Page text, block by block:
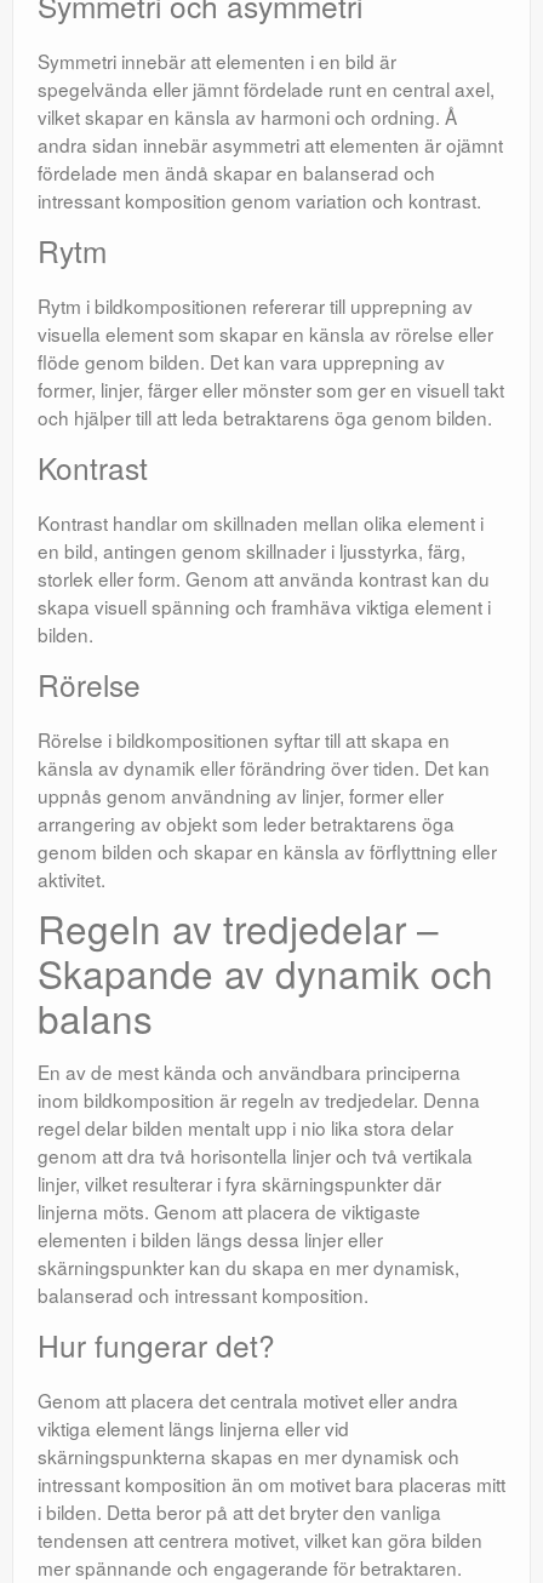
Symmetri innebär att elementen i en bild är
spegelvända eller jämnt fördelade runt en central axel,
vilket skapar en känsla av harmoni och ordning. Å
andra sidan innebär asymmetri att elementen är ojämnt
fördelade men ändå skapar en balanserad och
intressant komposition genom variation och kontrast.
Rytm
Rytm i bildkompositionen refererar till upprepning av
visuella element som skapar en känsla av rörelse eller
flöde genom bilden. Det kan vara upprepning av
former, linjer, färger eller mönster som ger en visuell takt
och hjälper till att leda betraktarens öga genom bilden.
Kontrast
Kontrast handlar om skillnaden mellan olika element i
en bild, antingen genom skillnader i ljusstyrka, färg,
storlek eller form. Genom att använda kontrast kan du
skapa visuell spänning och framhäva viktiga element i
bilden.
Rörelse
Rörelse i bildkompositionen syftar till att skapa en
känsla av dynamik eller förändring över tiden. Det kan
uppnås genom användning av linjer, former eller
arrangering av objekt som leder betraktarens öga
genom bilden och skapar en känsla av förflyttning eller
aktivitet.
Regeln av tredjedelar –
Skapande av dynamik och
balans
En av de mest kända och användbara principerna
inom bildkomposition är regeln av tredjedelar. Denna
regel delar bilden mentalt upp i nio lika stora delar
genom att dra två horisontella linjer och två vertikala
linjer, vilket resulterar i fyra skärningspunkter där
linjerna möts. Genom att placera de viktigaste
elementen i bilden längs dessa linjer eller
skärningspunkter kan du skapa en mer dynamisk,
balanserad och intressant komposition.
Hur fungerar det?
Genom att placera det centrala motivet eller andra
viktiga element längs linjerna eller vid
skärningspunkterna skapas en mer dynamisk och
intressant komposition än om motivet bara placeras mitt
i bilden. Detta beror på att det bryter den vanliga
tendensen att centrera motivet, vilket kan göra bilden
mer spännande och engagerande för betraktaren.